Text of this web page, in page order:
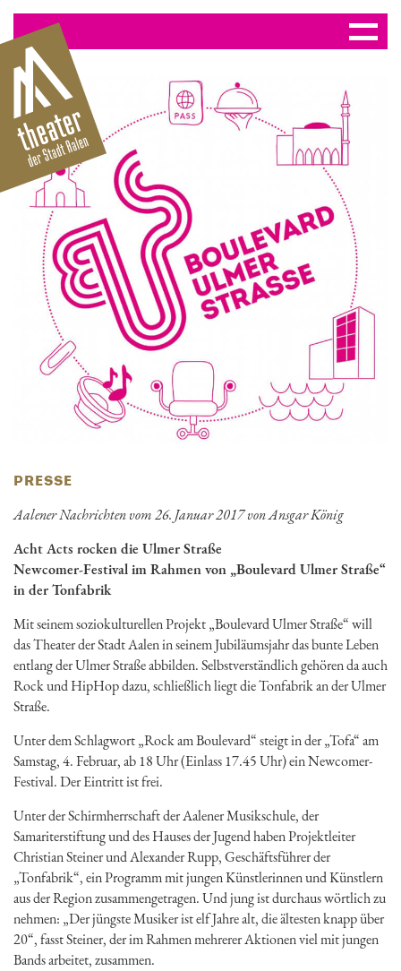
PRESSE
Aalener Nachrichten vom 26. Januar 2017 von Ansgar König
Acht Acts rocken die Ulmer Straße
Newcomer-Festival im Rahmen von „Boulevard Ulmer Straße“
in der Tonfabrik
Mit seinem soziokulturellen Projekt „Boulevard Ulmer Straße“ will
das Theater der Stadt Aalen in seinem Jubiläumsjahr das bunte Leben
entlang der Ulmer Straße abbilden. Selbstverständlich gehören da auch
Rock und HipHop dazu, schließlich liegt die Tonfabrik an der Ulmer
Straße.
Unter dem Schlagwort „Rock am Boulevard“ steigt in der „Tofa“ am
Samstag, 4. Februar, ab 18 Uhr (Einlass 17.45 Uhr) ein Newcomer-
Festival. Der Eintritt ist frei.
Unter der Schirmherrschaft der Aalener Musikschule, der
Samariterstiftung und des Hauses der Jugend haben Projektleiter
Christian Steiner und Alexander Rupp, Geschäftsführer der
„Tonfabrik“, ein Programm mit jungen Künstlerinnen und Künstlern
aus der Region zusammengetragen. Und jung ist durchaus wörtlich zu
nehmen: „Der jüngste Musiker ist elf Jahre alt, die ältesten knapp über
20“, fasst Steiner, der im Rahmen mehrerer Aktionen viel mit jungen
Bands arbeitet, zusammen.